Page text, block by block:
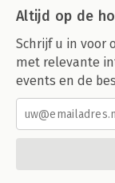
Altijd op de
Schrijf u in voor
met relevante
events en de